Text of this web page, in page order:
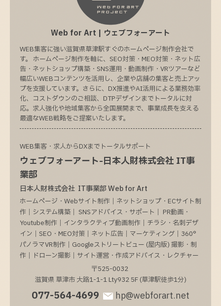
Web for Art | ウェブフォーアート
WEB集客に強い滋賀県草津駅すぐのホームページ制作会社で
す。 ホームページ制作を軸に、SEO対策・MEO対策・ネット広
告・ネットショップ構築・SNS運用・動画制作・VRツアーなど
幅広いWEBコンテンツを活用し、企業や店舗の集客と売上アッ
プを支援しています。さらに、DX推進やAI活用による業務効率
化、コストダウンのご相談、DTPデザインまでトータルに対
応。求人強化や地域集客から全国展開まで、事業成長を支える
最適なWEB戦略をご提案いたします。
WEB集客・求人からDXまでトータルサポート
ウェブフォーアート-日本人財株式会社 IT事
業部
日本人財株式会社 IT事業部 Web for Art
ホームページ・Webサイト制作｜ネットショップ・ECサイト制
作｜システム構築｜ SNSアドバイス・サポート｜ PR動画・
Youtube制作｜インタラクティブ動画制作｜チラシ・名刺デザ
イン｜SEO・MEO対策｜ネット広告｜マーケティング｜360°
パノラマVR制作｜Googleストリートビュー (屋内版) 撮影・制
作｜ドローン撮影｜サイト運営・作成アドバイス・レクチャー
〒525-0032
滋賀県 草津市 大路1-1-1Lty932 5F (草津駅徒歩1分)
077-564-4699 hp@webforart.net